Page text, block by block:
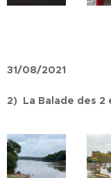
31/08/2021
2) La Balade des 2